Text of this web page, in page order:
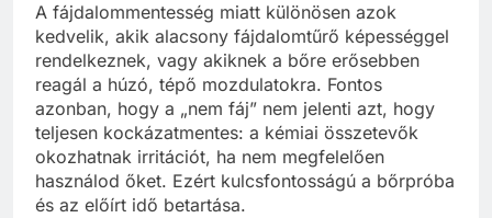
A fájdalommentesség miatt különösen azok
kedvelik, akik alacsony fájdalomtűrő képességgel
rendelkeznek, vagy akiknek a bőre erősebben
reagál a húzó, tépő mozdulatokra. Fontos
azonban, hogy a „nem fáj” nem jelenti azt, hogy
teljesen kockázatmentes: a kémiai összetevők
okozhatnak irritációt, ha nem megfelelően
használod őket. Ezért kulcsfontosságú a bőrpróba
és az előírt idő betartása.